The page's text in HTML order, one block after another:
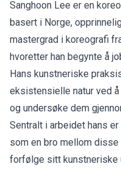
Sanghoon Lee er en
basert i Norge,
mastergrad i koreografi
hvoretter han begynte å
Hans kunstneriske
eksistensielle natur ved
og undersøke dem
Sentralt i arbeidet hans
som en bro mellom
forfølge sitt kunstneriske